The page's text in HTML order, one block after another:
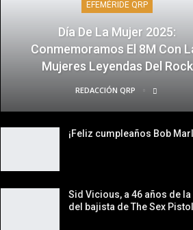
EFEMÉRIDE QRP
Día De La Mujer 2025:
Conmemoramos El 8M Con
Mujeres Leyendas Del Rock
REDACCIÓN QRP
¡Feliz cumpleaños Bob
Sid Vicious, a 46 años de
del bajista de The Sex